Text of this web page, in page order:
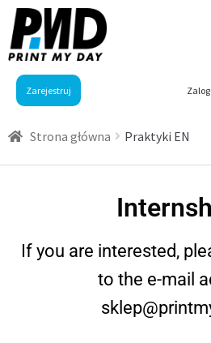
Dla
O nas
Blog
Zarejestruj
Strona główna Praktyki EN
If you are interested,
to the e-mail